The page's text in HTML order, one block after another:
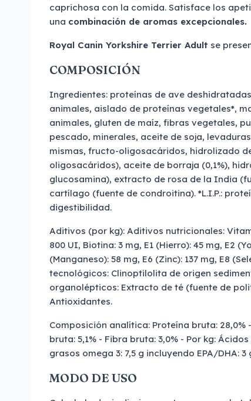
caprichosa con la comida. Satisface los
una combinación de aromas excepcionales.
Royal Canin Yorkshire Terrier Adult se
COMPOSICIÓN
Ingredientes: proteínas de ave
animales, aislado de proteínas vegetales*,
animales, gluten de maíz, fibras vegetales,
pescado, minerales, aceite de soja,
mismas, fructo-oligosacáridos, hidrolizado
oligosacáridos), aceite de borraja (0,1%),
glucosamina), extracto de rosa de la India
cartílago (fuente de condroitina). *L.I.P.:
digestibilidad.
Aditivos (por kg): Aditivos nutricionales:
800 UI, Biotina: 3 mg, E1 (Hierro): 45 mg, E2
(Manganeso): 58 mg, E6 (Zinc): 137 mg, E8
tecnológicos: Clinoptilolita de origen
organolépticos: Extracto de té (fuente de
Antioxidantes.
Composición analítica: Proteína bruta: 28,0%
bruta: 5,1% - Fibra bruta: 3,0% - Por kg:
grasos omega 3: 7,5 g incluyendo EPA/DHA:
MODO DE USO